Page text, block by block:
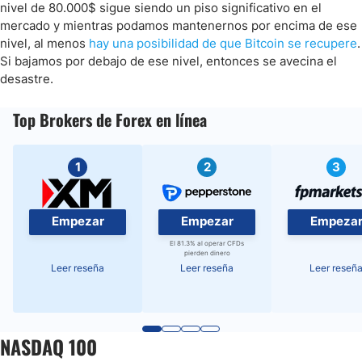
nivel de 80.000$ sigue siendo un piso significativo en el
mercado y mientras podamos mantenernos por encima de ese
nivel, al menos hay una posibilidad de que Bitcoin se recupere.
Si bajamos por debajo de ese nivel, entonces se avecina el
desastre.
Top Brokers de Forex en línea
1
Empezar
Leer reseña
2
Empezar
El 81.3% al operar CFDs
pierden dinero
Leer reseña
3
Empezar
Leer reseña
NASDAQ 100